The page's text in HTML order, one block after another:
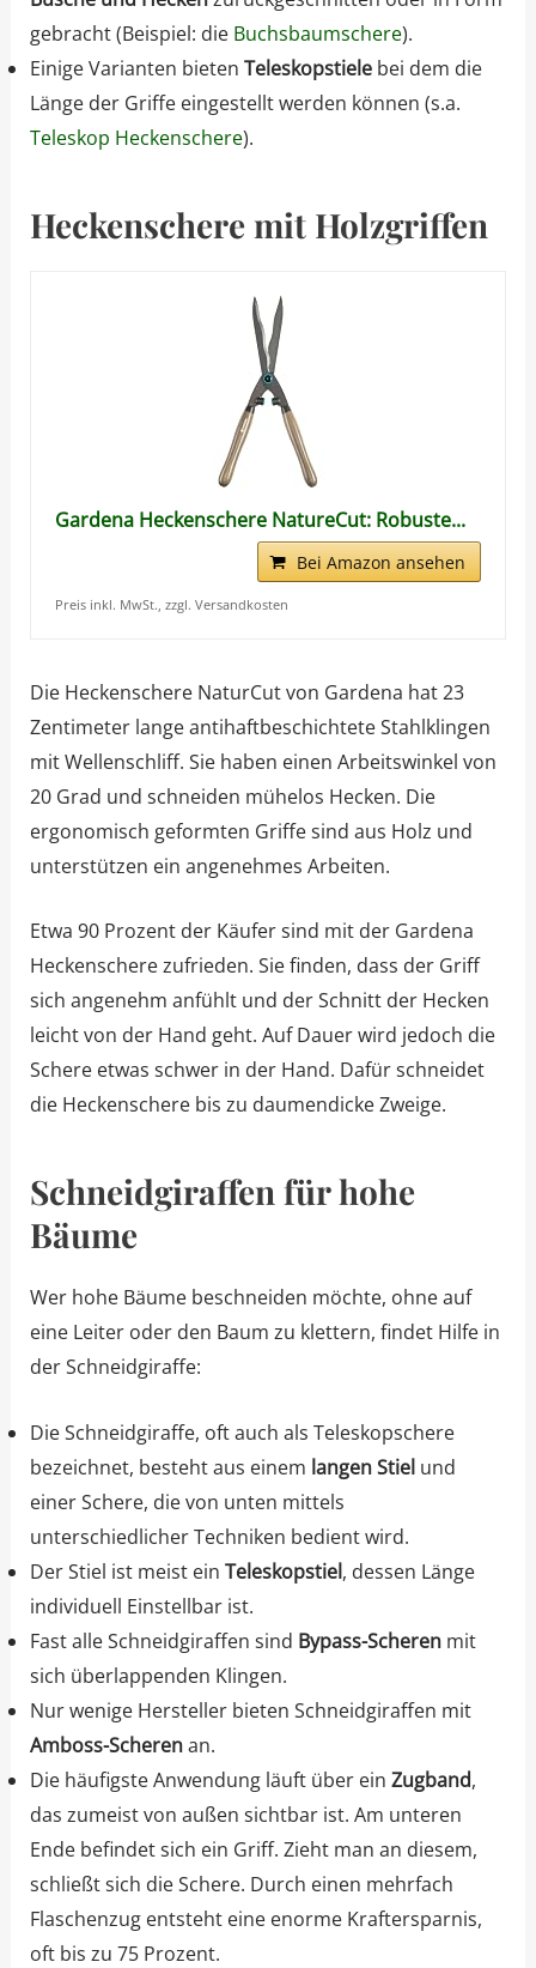
gebracht (Beispiel: die Buchsbaumschere).
Einige Varianten bieten Teleskopstiele bei dem die
Länge der Griffe eingestellt werden können (s.a.
Teleskop Heckenschere).
Heckenschere mit Holzgriffen
Gardena Heckenschere NatureCut: Robuste...
Bei Amazon ansehen
Preis inkl. MwSt., zzgl. Versandkosten
Die Heckenschere NaturCut von Gardena hat 23
Zentimeter lange antihaftbeschichtete Stahlklingen
mit Wellenschliff. Sie haben einen Arbeitswinkel von
20 Grad und schneiden mühelos Hecken. Die
ergonomisch geformten Griffe sind aus Holz und
unterstützen ein angenehmes Arbeiten.
Etwa 90 Prozent der Käufer sind mit der Gardena
Heckenschere zufrieden. Sie finden, dass der Griff
sich angenehm anfühlt und der Schnitt der Hecken
leicht von der Hand geht. Auf Dauer wird jedoch die
Schere etwas schwer in der Hand. Dafür schneidet
die Heckenschere bis zu daumendicke Zweige.
Schneidgiraffen für hohe
Bäume
Wer hohe Bäume beschneiden möchte, ohne auf
eine Leiter oder den Baum zu klettern, findet Hilfe in
der Schneidgiraffe:
Die Schneidgiraffe, oft auch als Teleskopschere
bezeichnet, besteht aus einem langen Stielund
einer Schere, die von unten mittels
unterschiedlicher Techniken bedient wird.
Der Stiel ist meist ein Teleskopstiel, dessen Länge
individuell Einstellbar ist.
Fast alle Schneidgiraffen sind Bypass-Scherenmit
sich überlappenden Klingen.
Nur wenige Hersteller bieten Schneidgiraffen mit
Amboss-Scherenan.
Die häufigste Anwendung läuft über ein Zugband,
das zumeist von außen sichtbar ist. Am unteren
Ende befindet sich ein Griff. Zieht man an diesem,
schließt sich die Schere. Durch einen mehrfach
Flaschenzug entsteht eine enorme Kraftersparnis,
oft bis zu 75 Prozent.